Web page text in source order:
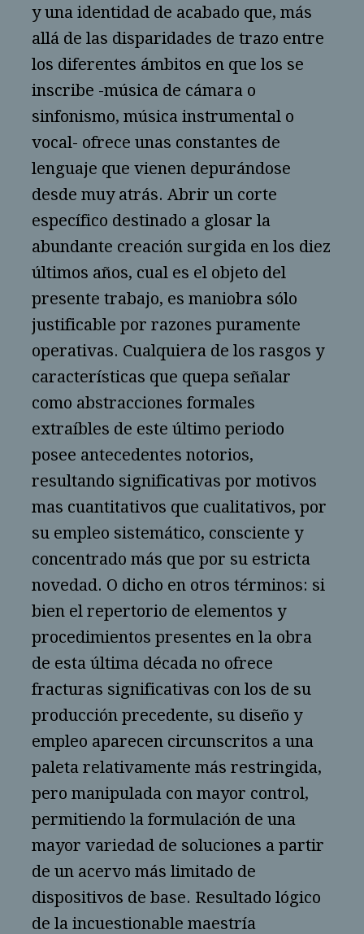
y una identidad de acabado que, más
allá de las disparidades de trazo entre
los diferentes ámbitos en que los se
inscribe -música de cámara o
sinfonismo, música instrumental o
vocal- ofrece unas constantes de
lenguaje que vienen depurándose
desde muy atrás. Abrir un corte
específico destinado a glosar la
abundante creación surgida en los diez
últimos años, cual es el objeto del
presente trabajo, es maniobra sólo
justificable por razones puramente
operativas. Cualquiera de los rasgos y
características que quepa señalar
como abstracciones formales
extraíbles de este último periodo
posee antecedentes notorios,
resultando significativas por motivos
mas cuantitativos que cualitativos, por
su empleo sistemático, consciente y
concentrado más que por su estricta
novedad. O dicho en otros términos: si
bien el repertorio de elementos y
procedimientos presentes en la obra
de esta última década no ofrece
fracturas significativas con los de su
producción precedente, su diseño y
empleo aparecen circunscritos a una
paleta relativamente más restringida,
pero manipulada con mayor control,
permitiendo la formulación de una
mayor variedad de soluciones a partir
de un acervo más limitado de
dispositivos de base. Resultado lógico
de la incuestionable maestría